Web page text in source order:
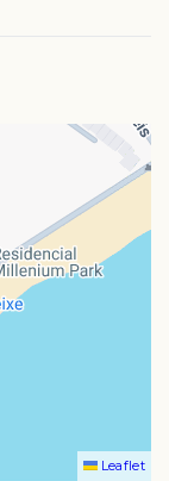
Leaflet